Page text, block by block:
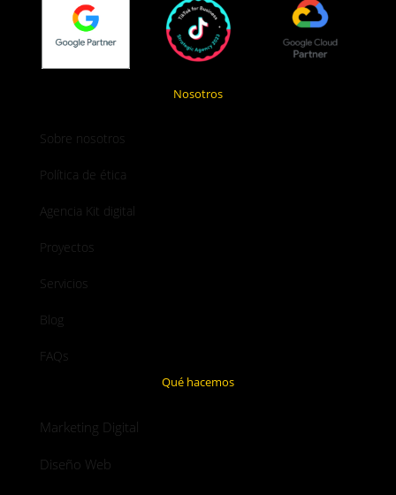
Nosotros
Sobre nosotros
Política de ética
Agencia Kit digital
Proyectos
Servicios
Blog
FAQs
Qué hacemos
Marketing Digital
Diseño Web